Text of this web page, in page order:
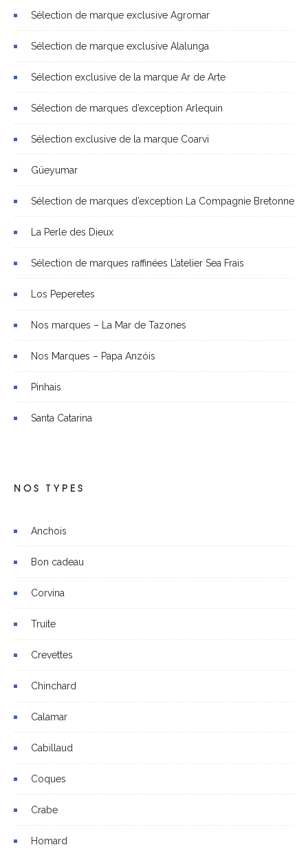
Sélection de marque exclusive Agromar
Sélection de marque exclusive Alalunga
Sélection exclusive de la marque Ar de Arte
Sélection de marques d’exception Arlequin
Sélection exclusive de la marque Coarvi
Güeyumar
Sélection de marques d’exception La Compagnie Bretonne
La Perle des Dieux
Sélection de marques raffinées L’atelier Sea Frais
Los Peperetes
Nos marques – La Mar de Tazones
Nos Marques – Papa Anzóis
Pinhais
Santa Catarina
NOS TYPES
Anchois
Bon cadeau
Corvina
Truite
Crevettes
Chinchard
Calamar
Cabillaud
Coques
Crabe
Homard